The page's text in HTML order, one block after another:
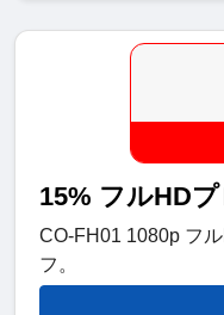
15% フルHD
CO-FH01 1080p フ
フ。